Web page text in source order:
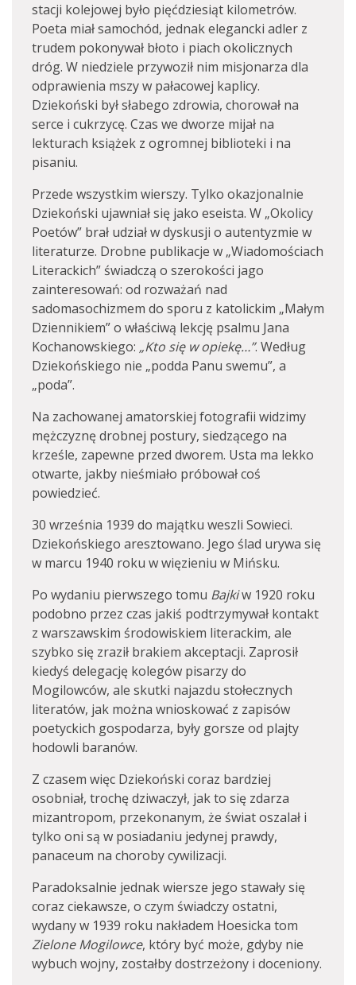
stacji kolejowej było pięćdziesiąt kilometrów.
Poeta miał samochód, jednak elegancki adler z
trudem pokonywał błoto i piach okolicznych
dróg. W niedziele przywoził nim misjonarza dla
odprawienia mszy w pałacowej kaplicy.
Dziekoński był słabego zdrowia, chorował na
serce i cukrzycę. Czas we dworze mijał na
lekturach książek z ogromnej biblioteki i na
pisaniu.
Przede wszystkim wierszy. Tylko okazjonalnie
Dziekoński ujawniał się jako eseista. W „Okolicy
Poetów” brał udział w dyskusji o autentyzmie w
literaturze. Drobne publikacje w „Wiadomościach
Literackich” świadczą o szerokości jago
zainteresowań: od rozważań nad
sadomasochizmem do sporu z katolickim „Małym
Dziennikiem” o właściwą lekcję psalmu Jana
Kochanowskiego: „Kto się w opiekę…”. Według
Dziekońskiego nie „podda Panu swemu”, a
„poda”.
Na zachowanej amatorskiej fotografii widzimy
mężczyznę drobnej postury, siedzącego na
krześle, zapewne przed dworem. Usta ma lekko
otwarte, jakby nieśmiało próbował coś
powiedzieć.
30 września 1939 do majątku weszli Sowieci.
Dziekońskiego aresztowano. Jego ślad urywa się
w marcu 1940 roku w więzieniu w Mińsku.
Po wydaniu pierwszego tomu Bajkiw 1920 roku
podobno przez czas jakiś podtrzymywał kontakt
z warszawskim środowiskiem literackim, ale
szybko się zraził brakiem akceptacji. Zaprosił
kiedyś delegację kolegów pisarzy do
Mogilowców, ale skutki najazdu stołecznych
literatów, jak można wnioskować z zapisów
poetyckich gospodarza, były gorsze od plajty
hodowli baranów.
Z czasem więc Dziekoński coraz bardziej
osobniał, trochę dziwaczył, jak to się zdarza
mizantropom, przekonanym, że świat oszalał i
tylko oni są w posiadaniu jedynej prawdy,
panaceum na choroby cywilizacji.
Paradoksalnie jednak wiersze jego stawały się
coraz ciekawsze, o czym świadczy ostatni,
wydany w 1939 roku nakładem Hoesicka tom
Zielone Mogilowce, który być może, gdyby nie
wybuch wojny, zostałby dostrzeżony i doceniony.